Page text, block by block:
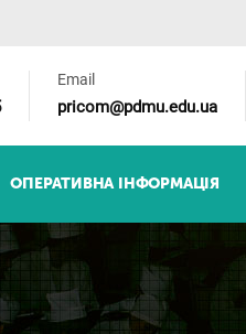
Email
pricom@pdmu.edu.ua
ОПЕРАТИВНА ІНФОРМАЦІЯ